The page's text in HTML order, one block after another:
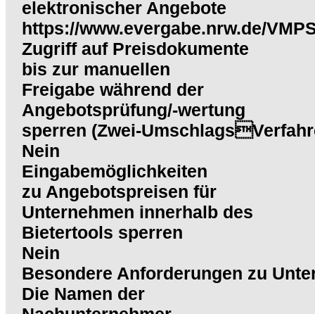
elektronischer Angebote
https://www.evergabe.nrw.de/
Zugriff auf Preisdokumente
bis zur manuellen
Freigabe während der
Angebotsprüfung/-wertung
sperren (Zwei-
Nein
Eingabemöglichkeiten
zu Angebotspreisen für
Unternehmen innerhalb des
Bietertools sperren
Nein
Besondere Anforderungen zu
Die Namen der